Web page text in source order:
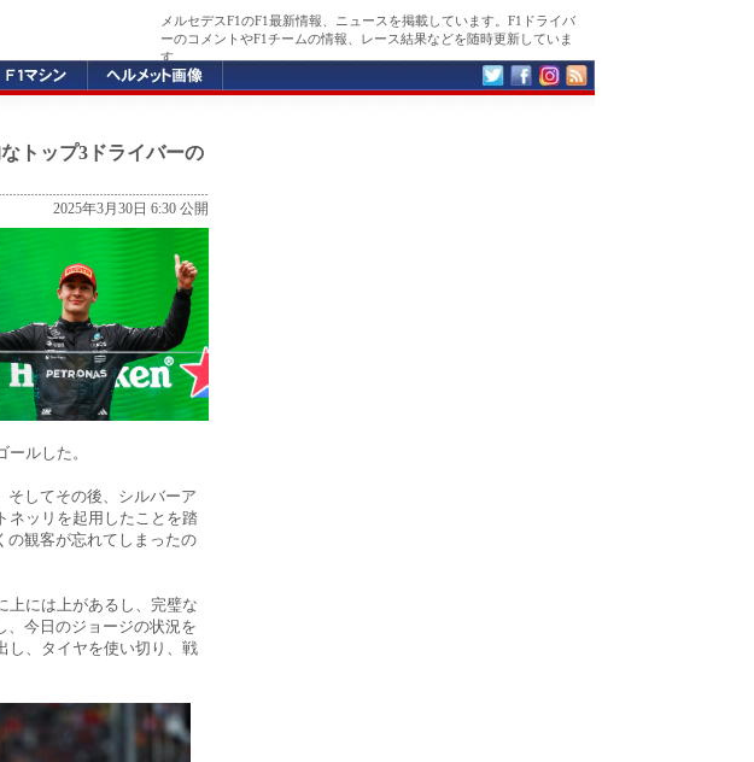
メルセデスF1のF1最新情報、ニュースを掲載しています。F1ドライバ
ーのコメントやF1チームの情報、レース結果などを随時更新していま
す。
トップ3ドライバーの
2025年3月30日 6:30 公開
ルした。
そしてその後、シルバーア
ネッリを起用したことを踏
の観客が忘れてしまったの
上には上があるし、完璧な
、今日のジョージの状況を
し、タイヤを使い切り、戦